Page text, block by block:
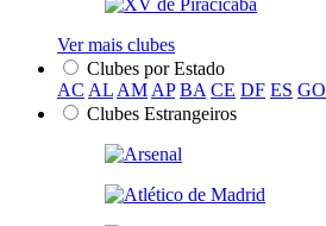
Ver mais clubes
Clubes por Estado
AC AL AM AP BA CE DF ES GO
Clubes Estrangeiros